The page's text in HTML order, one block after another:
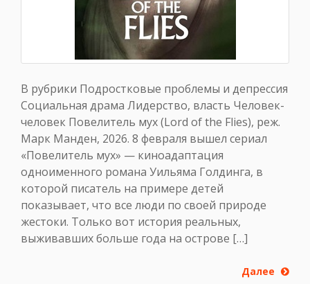
В рубрики Подростковые проблемы и депрессия
Социальная драма Лидерство, власть Человек-
человек Повелитель мух (Lord of the Flies), реж.
Марк Манден, 2026. 8 февраля вышел сериал
«Повелитель мух» — киноадаптация
одноименного романа Уильяма Голдинга, в
которой писатель на примере детей
показывает, что все люди по своей природе
жестоки. Только вот история реальных,
выживавших больше года на острове […]
Далее